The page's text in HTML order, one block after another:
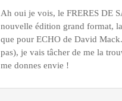
Ah oui je vois, le FRERES DE
nouvelle édition grand format,
que pour ECHO de David
pas), je vais tâcher de me la
me donnes envie !